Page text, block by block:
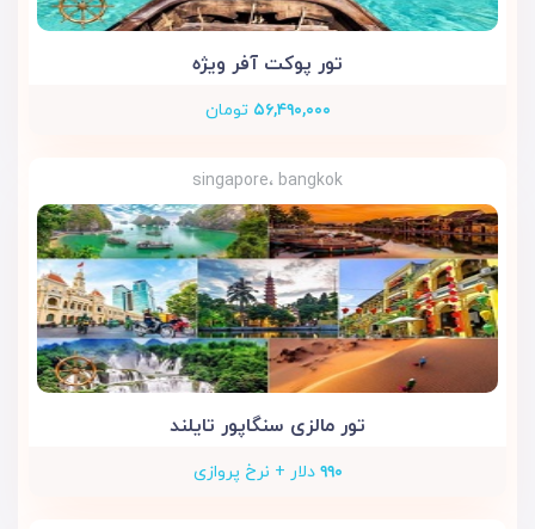
تور پوکت آفر ویژه
۵۶,۴۹۰,۰۰۰ تومان
singapore، bangkok
تور مالزی سنگاپور تایلند
۹۹۰ دلار + نرخ پروازی